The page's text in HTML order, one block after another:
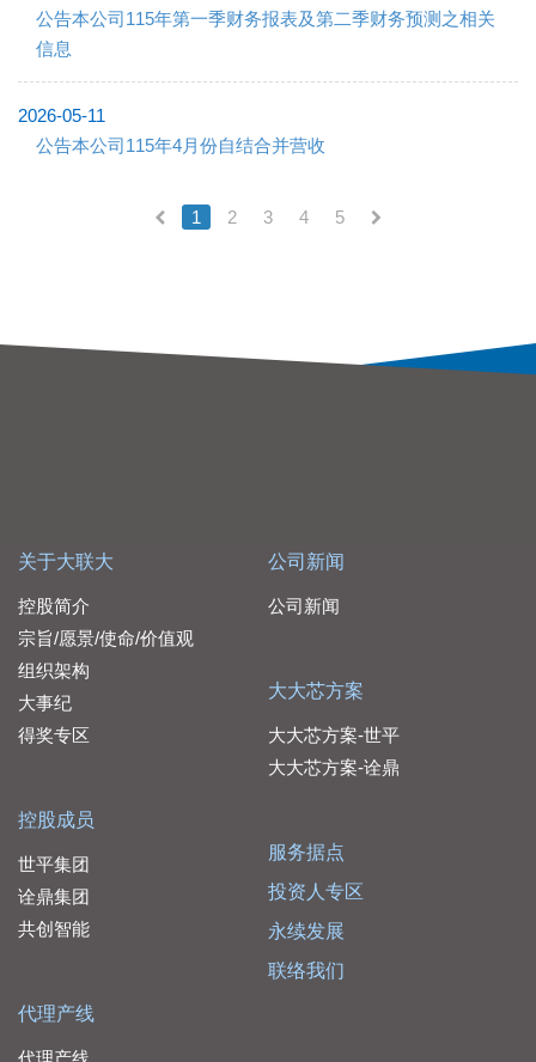
公告本公司115年第一季财务报表及第二季财务预测之相关
信息
2026-05-11
公告本公司115年4月份自结合并营收
1 (current)
2 3 4 5
关于大联大
控股简介
宗旨/愿景/使命/价值观
组织架构
大事纪
得奖专区
控股成员
世平集团
诠鼎集团
共创智能
代理产线
代理产线
公司新闻
公司新闻
大大芯方案
大大芯方案-世平
大大芯方案-诠鼎
服务据点
投资人专区
永续发展
联络我们